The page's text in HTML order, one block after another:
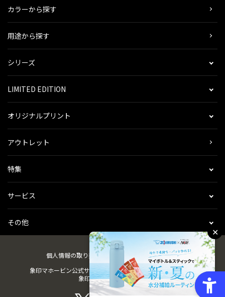
カラーから探す
用途から探す
シリーズ
LIMITED EDITION
オリジナルプリント
アウトレット
特集
サービス
その他
個人情報の取り扱い ご利用規約会員規約
象印マホービン公式サイト
ZOJIRUSHIオーナーサービス
象印パーツダイレクト
✕